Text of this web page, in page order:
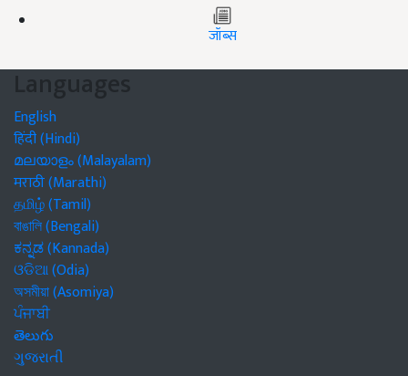
जॉब्स
Languages
English
हिंदी (Hindi)
മലയാളം (Malayalam)
मराठी (Marathi)
தமிழ் (Tamil)
বাঙালি (Bengali)
ಕನ್ನಡ (Kannada)
ଓଡିଆ (Odia)
অসমীয়া (Asomiya)
ਪੰਜਾਬੀ
తెలుగు
ગુજરાતી